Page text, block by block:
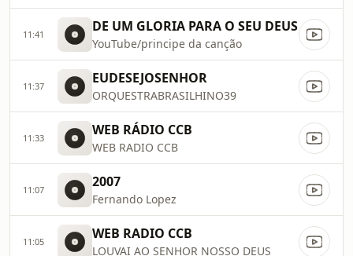
11:41 DE UM GLORIA PARA O SEU DEUS
YouTube/principe da canção
11:37 EUDESEJOSENHOR
ORQUESTRABRASILHINO39
11:33 WEB RÁDIO CCB
WEB RADIO CCB
11:07 2007
Fernando Lopez
11:05 WEB RADIO CCB
LOUVAI AO SENHOR NOSSO DEUS